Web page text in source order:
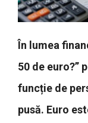
În lumea
50 de euro?”
funcție de
pusă. Euro